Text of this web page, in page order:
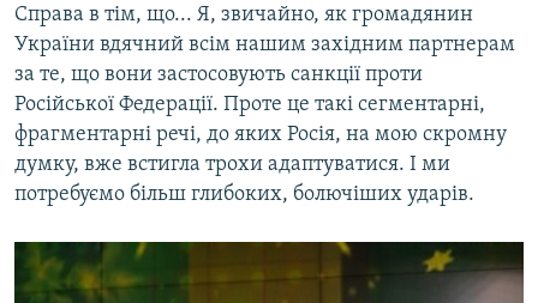
Справа в тім, що... Я, звичайно, як громадянин
України вдячний всім нашим західним партнерам
за те, що вони застосовують санкції проти
Російської Федерації. Проте це такі сегментарні,
фрагментарні речі, до яких Росія, на мою скромну
думку, вже встигла трохи адаптуватися. І ми
потребуємо більш глибоких, болючіших ударів.